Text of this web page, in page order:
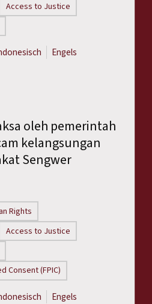
Access to Justice
Engels
oleh pemerintah
kelangsungan
Sengwer
Rights
Access to Justice
Consent (FPIC)
Engels